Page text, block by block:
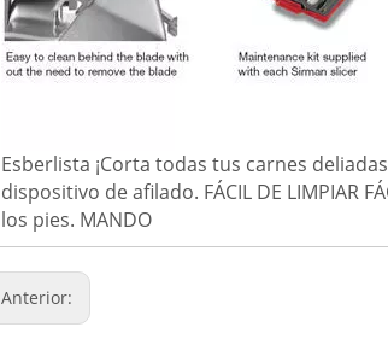
Esberlista ¡Corta todas tus carnes
dispositivo de afilado. FÁCIL DE LIMPIAR
los pies. MANDO
Anterior: